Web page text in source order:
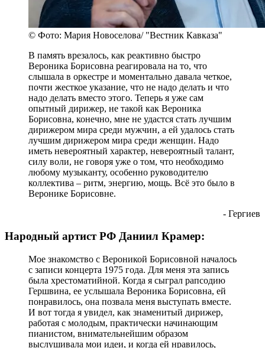
© Фото: Мария Новоселова/ "Вестник Кавказа"
В память врезалось, как реактивно быстро
Вероника Борисовна реагировала на то, что
слышала в оркестре и моментально давала четкое,
почти жесткое указание, что не надо делать и что
надо делать вместо этого. Теперь я уже сам
опытный дирижер, не такой как Вероника
Борисовна, конечно, мне не удастся стать лучшим
дирижером мира среди мужчин, а ей удалось стать
лучшим дирижером мира среди женщин. Надо
иметь невероятный характер, невероятный талант,
силу воли, не говоря уже о том, что необходимо
любому музыканту, особенно руководителю
коллектива – ритм, энергию, мощь. Всё это было в
Веронике Борисовне.
- Гергиев
Народный артист РФ Даниил Крамер:
Мое знакомство с Вероникой Борисовной началось
с записи концерта 1975 года. Для меня эта запись
была хрестоматийной. Когда я сыграл рапсодию
Гершвина, ее услышала Вероника Борисовна, ей
понравилось, она позвала меня выступать вместе.
И вот тогда я увидел, как знаменитый дирижер,
работая с молодым, практически начинающим
пианистом, внимательнейшим образом
выслушивала мои идеи, и когда ей нравилось,